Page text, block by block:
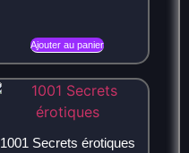
Ajouter au panier
1001 Secrets érotiques